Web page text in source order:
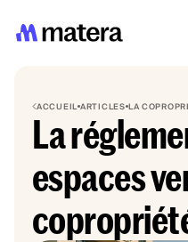
ACCUEILARTICLES LA
La
espaces